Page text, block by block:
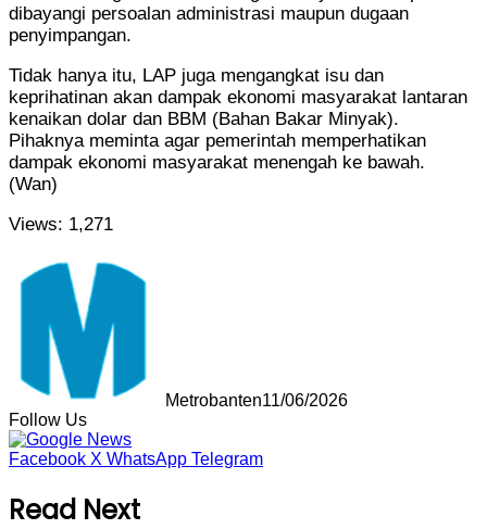
dibayangi persoalan administrasi maupun dugaan
penyimpangan.
Tidak hanya itu, LAP juga mengangkat isu dan
keprihatinan akan dampak ekonomi masyarakat lantaran
kenaikan dolar dan BBM (Bahan Bakar Minyak).
Pihaknya meminta agar pemerintah memperhatikan
dampak ekonomi masyarakat menengah ke bawah.
(Wan)
Views: 1,271
Metrobanten11/06/2026
Follow Us
Facebook X WhatsApp Telegram
Read Next